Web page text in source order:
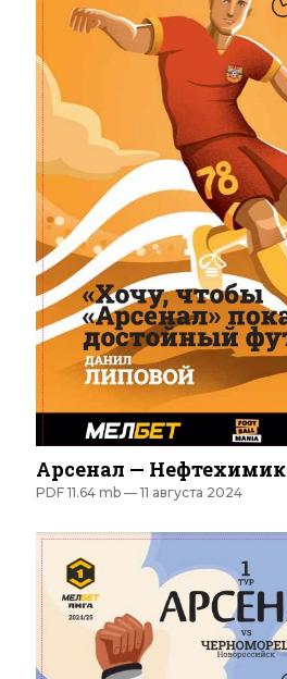
Арсенал — Нефтехимик
PDF 11.64 mb — 11 августа 2024